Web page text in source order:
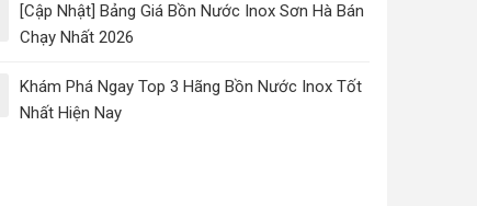
[Cập Nhật] Bảng Giá Bồn Nước Inox Sơn Hà Bán
Chạy Nhất 2026
Khám Phá Ngay Top 3 Hãng Bồn Nước Inox Tốt
Nhất Hiện Nay